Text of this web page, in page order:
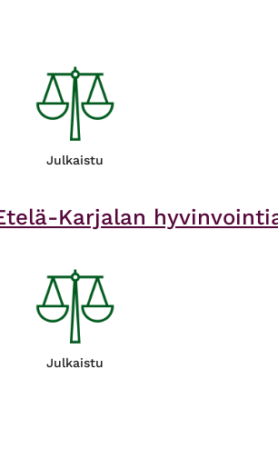
Julkaistu
Karjalan
Julkaistu